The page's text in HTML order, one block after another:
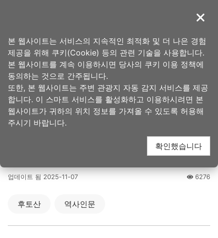
導覽
타오위안 충렬사 및 신
사문화구역 (桃園忠烈
祠暨神社文化園區)
업데이트 됨 2025-11-07
人氣
6276
후토산 역사인문
닫기
본 웹사이트는 서비스의 지속적인 최적화 및 더 나은 경험
제공을 위해 쿠키(Cookie) 등의 관련 기술을 사용합니다.
본 웹사이트를 계속 이용하시면 당사의 쿠키 이용 정책에
동의하는 것으로 간주됩니다.
또한, 본 웹사이트는 주변 관광지 자동 감지 서비스를 제공
합니다. 이 스마트 서비스를 활성화하고 이용하시려면 본
웹사이트가 귀하의 위치 정보를 가져올 수 있도록 허용해
주시기 바랍니다.
확인했습니다